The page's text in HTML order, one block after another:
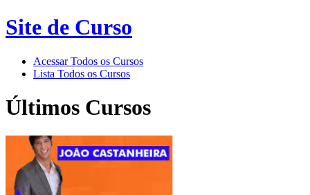
Site de Curso
Acessar Todos os Cursos
Lista Todos os Cursos
Últimos Cursos